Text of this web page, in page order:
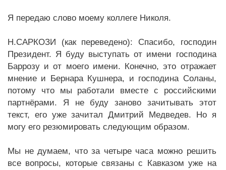
Я передаю слово моему коллеге Николя.
Н.САРКОЗИ (как переведено): Спасибо, господин
Президент. Я буду выступать от имени господина
Баррозу и от моего имени. Конечно, это отражает
мнение и Бернара Кушнера, и господина Соланы,
потому что мы работали вместе с российскими
партнёрами. Я не буду заново зачитывать этот
текст, его уже зачитал Дмитрий Медведев. Но я
могу его резюмировать следующим образом.
Мы не думаем, что за четыре часа можно решить
все вопросы, которые связаны с Кавказом уже на